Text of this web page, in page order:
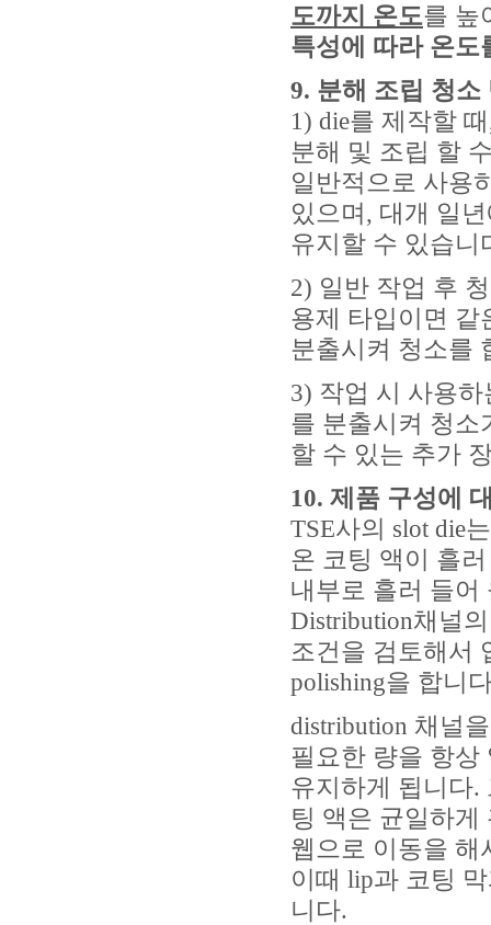
도까지 온도를 높
특성에 따라 온도
9. 분해 조립 청소
1) die를 제작할
분해 및 조립 할
일반적으로 사용
있으며, 대개 일
유지할 수 있습니
2) 일반 작업 후
용제 타입이면 같
분출시켜 청소를
3) 작업 시 사용
를 분출시켜 청소
할 수 있는 추가
10. 제품 구성에
TSE사의 slot die
온 코팅 액이 흘
내부로 흘러 들어
Distribution채널
조건을 검토해서
polishing을 합니
distribution 채널
필요한 량을 항상
유지하게 됩니다.
팅 액은 균일하게
웹으로 이동을 해
이때 lip과 코팅
니다.